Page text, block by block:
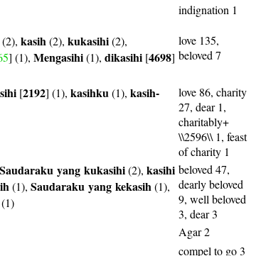
indignation 1
(2), kasih(2), kukasihi(2),
] (1), Mengasihi(1), dikasihi [4698]
love 135,
beloved 7
[2192] (1), kasihku(1), kasih-
love 86, charity
27, dear 1,
charitably+
\\2596\\ 1, feast
of charity 1
Saudaraku yang kukasihi(2), kasihi
(1), Saudaraku yang kekasih(1),
(1)
beloved 47,
dearly beloved
9, well beloved
3, dear 3
Agar 2
compel to go 3